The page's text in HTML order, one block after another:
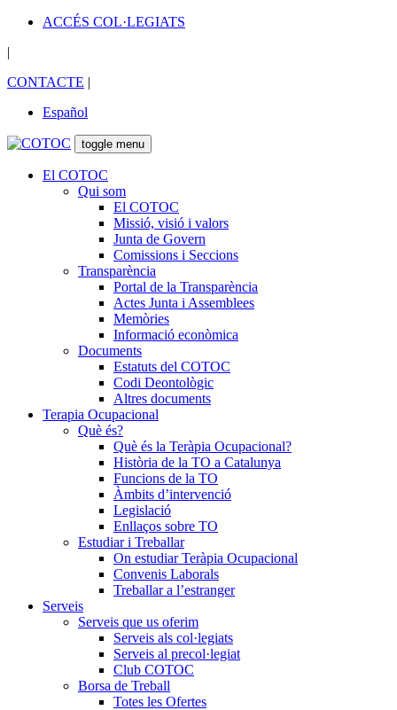
ACCÉS COL·LEGIATS
|
CONTACTE |
Español
toggle menu
El COTOC
Qui som
El COTOC
Missió, visió i valors
Junta de Govern
Comissions i Seccions
Transparència
Portal de la Transparència
Actes Junta i Assemblees
Memòries
Informació econòmica
Documents
Estatuts del COTOC
Codi Deontològic
Altres documents
Terapia Ocupacional
Què és?
Què és la Teràpia Ocupacional?
Història de la TO a Catalunya
Funcions de la TO
Àmbits d’intervenció
Legislació
Enllaços sobre TO
Estudiar i Treballar
On estudiar Teràpia Ocupacional
Convenis Laborals
Treballar a l’estranger
Serveis
Serveis que us oferim
Serveis als col·legiats
Serveis al precol·legiat
Club COTOC
Borsa de Treball
Totes les Ofertes